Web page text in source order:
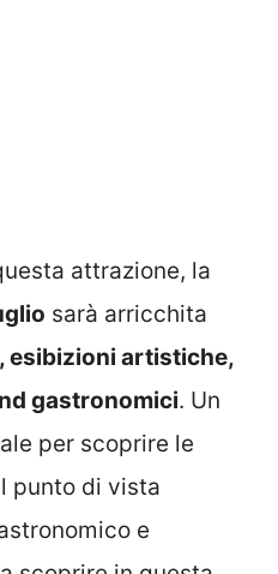
attrazione, la
sarà arricchita
esibizioni artistiche,
gastronomici. Un
per scoprire le
punto di vista
e